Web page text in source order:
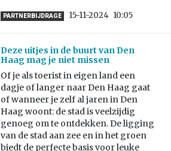
PARTNERBIJDRAGE 15-11-2024 10:05
Deze uitjes in de buurt van Den
Haag mag je niet missen
Of je als toerist in eigen land een
dagje of langer naar Den Haag gaat
of wanneer je zelf al jaren in Den
Haag woont: de stad is veelzijdig
genoeg om te ontdekken. De ligging
van de stad aan zee en in het groen
biedt de perfecte basis voor leuke